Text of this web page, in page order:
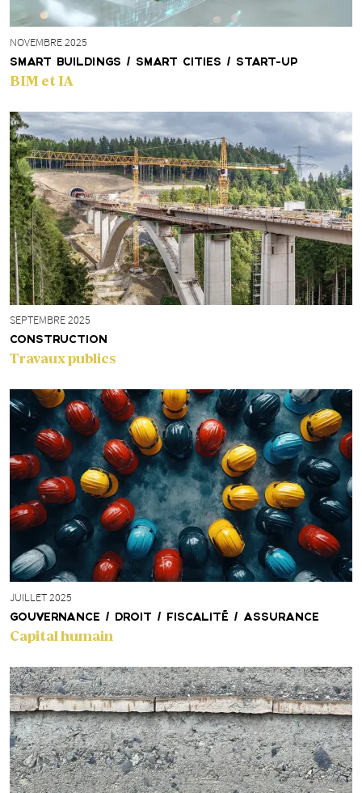
NOVEMBRE 2025
SMART BUILDINGS / SMART CITIES / START-UP
BIM et IA
SEPTEMBRE 2025
CONSTRUCTION
Travaux publics
JUILLET 2025
GOUVERNANCE / DROIT / FISCALITÉ / ASSURANCE
Capital humain